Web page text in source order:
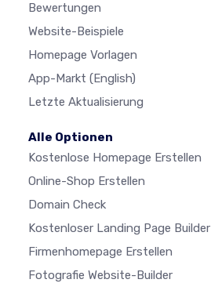
Bewertungen
Website-Beispiele
Homepage Vorlagen
App-Markt (English)
Letzte Aktualisierung
Alle Optionen
Kostenlose Homepage Erstellen
Online-Shop Erstellen
Domain Check
Kostenloser Landing Page Builder
Firmenhomepage Erstellen
Fotografie Website-Builder